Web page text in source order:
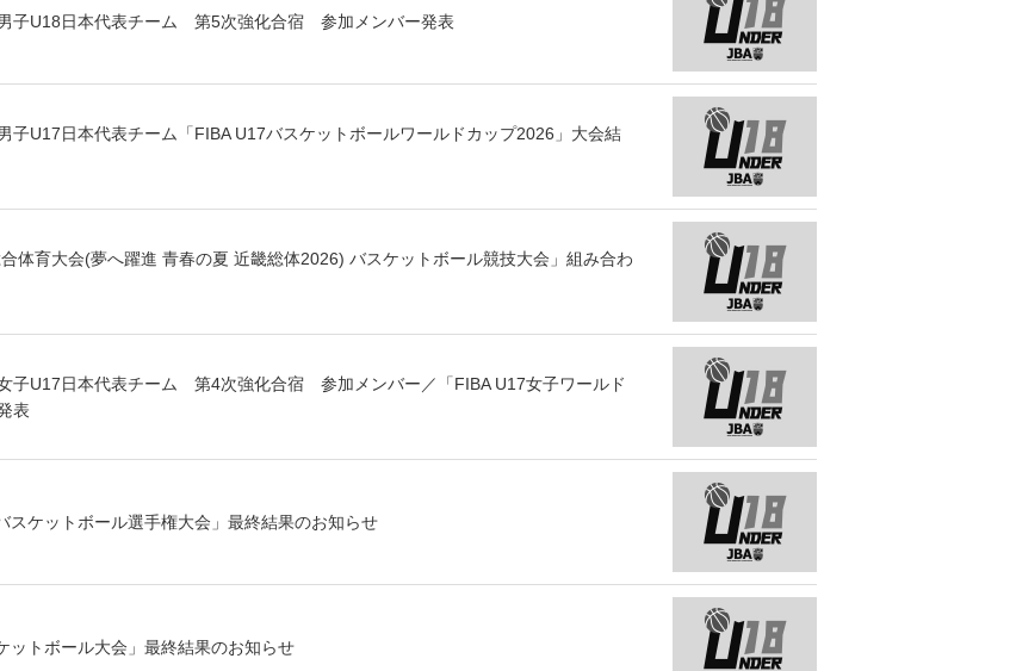
子U18日本代表チーム 第5次強化合宿 参加メンバー発表
子U17日本代表チーム「FIBA U17バスケットボールワールドカップ2026」大会結
合体育大会(夢へ躍進 青春の夏 近畿総体2026) バスケットボール競技大会」組み合わ
子U17日本代表チーム 第4次強化合宿 参加メンバー／「FIBA U17女子ワールド
表
スケットボール選手権大会」最終結果のお知らせ
ットボール大会」最終結果のお知らせ